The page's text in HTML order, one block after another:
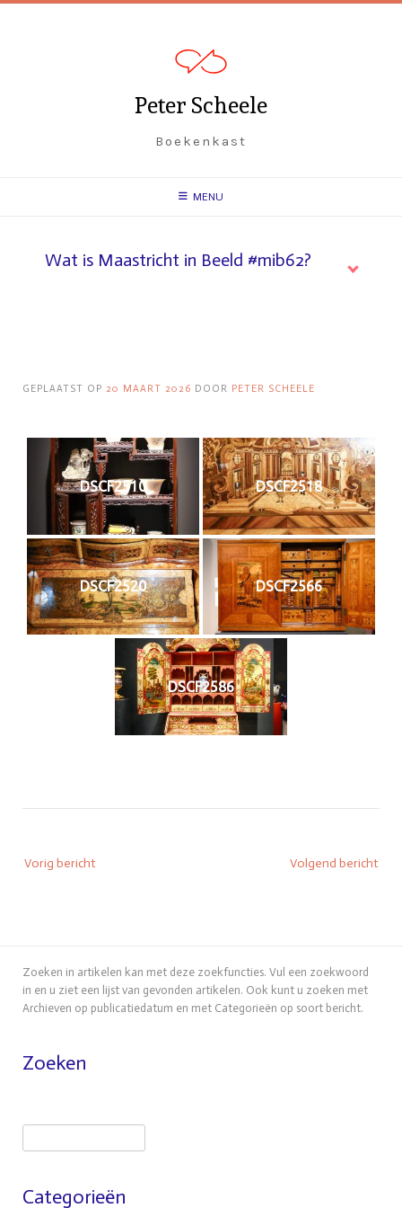
Spring
Peter Scheele
Boekenkast
MENU
Wat is Maastricht in Beeld #mib62?
GEPLAATST OP 20 MAART 2026 DOOR PETER SCHEELE
DSCF2510 DSCF2518
DSCF2520 DSCF2566
DSCF2586
navigatie
Vorig bericht Volgend bericht
Zoeken in artikelen kan met deze zoekfuncties. Vul een zoekwoord
in en u ziet een lijst van gevonden artikelen. Ook kunt u zoeken met
Archieven op publicatiedatum en met Categorieën op soort bericht.
Zoeken
Categorieën